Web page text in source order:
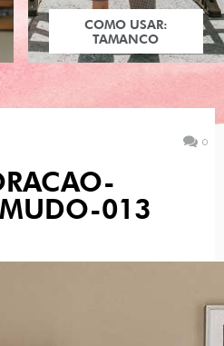
COMO USAR:
TAMANCO
0
013